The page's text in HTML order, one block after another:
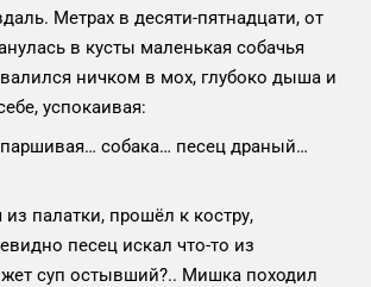
Метрах в десяти-пятнадцати, от
в кусты маленькая собачья
ничком в мох, глубоко дыша и
успокаивая:
собака… песец драный…
палатки, прошёл к костру,
песец искал что-то из
суп остывший?.. Мишка походил